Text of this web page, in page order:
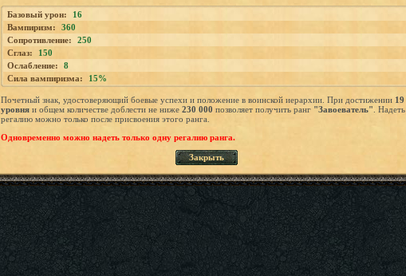
Базовый урон:
16
Вампиризм:
360
Сопротивление:
250
Сглаз:
150
Ослабление:
8
Сила вампиризма:
15%
Почетный знак, удостоверяющий боевые успехи и положение в воинской иерархии. При достижении 19
уровняи общем количестве доблести не ниже 230 000 позволяет получить ранг "Завоеватель" . Надеть
регалию можно только после присвоения этого ранга.
Одновременно можно надеть только одну регалию ранга.
Закрыть